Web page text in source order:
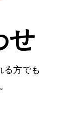
せ
る方でも